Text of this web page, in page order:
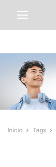
Início Tags